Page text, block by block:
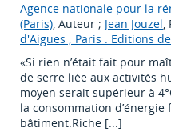
Agence nationale pour la
(Paris), Auteur ; Jean Jouzel,
d'Aigues ; Paris : Editions
«Si rien n’était fait pour
de serre liée aux activités
moyen serait supérieur à
la consommation
bâtiment.Riche [...]